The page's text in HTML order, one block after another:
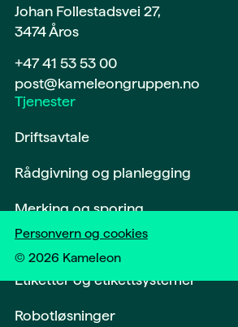
Johan Follestadsvei 27,
3474 Åros
+47 41 53 53 00
post@kameleongruppen.no
Tjenester
Driftsavtale
Rådgivning og planlegging
Merking og sporing
Softwareløsninger og digitalisering
Etiketter og etikettsystemer
Robotløsninger
© 2026 Kameleon
Personvern og cookies